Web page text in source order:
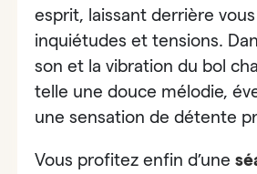
esprit, laissant derrière
inquiétudes et tensions.
son et la vibration du bol
telle une douce mélodie,
une sensation de détente
Vous profitez enfind’une